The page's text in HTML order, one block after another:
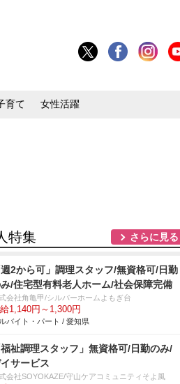
育て 女性活躍
特集 さらに見る
週2から可」調理スタッフ/無資格可/日勤
/住宅型有料老人ホーム/社会保障完備
会社角亀甲/シルバーホームよもぎ台
1,140円～1,300円
バイト・パート / 愛知県
福祉調理スタッフ」無資格可/日勤のみ/
サービス
会社SOYOKAZE/守山ケアコミュニティそよ風